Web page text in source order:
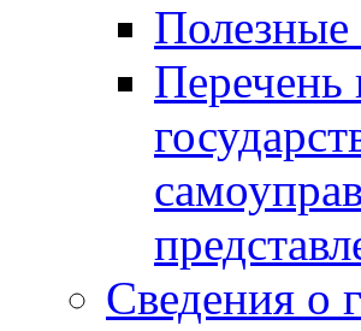
Полезные
Перечень
Сведения о